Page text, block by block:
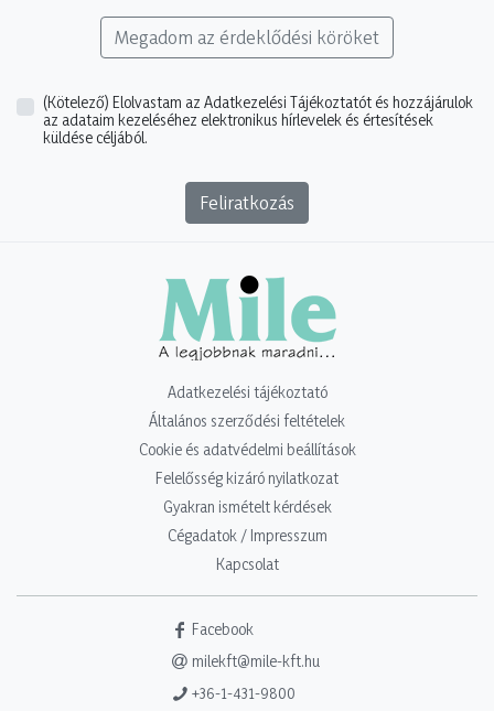
Megadom az érdeklődési köröket
(Kötelező) Elolvastam az Adatkezelési Tájékoztatót és hozzájárulok
az adataim kezeléséhez elektronikus hírlevelek és értesítések
küldése céljából.
Feliratkozás
Adatkezelési tájékoztató
Általános szerződési feltételek
Cookie és adatvédelmi beállítások
Felelősség kizáró nyilatkozat
Gyakran ismételt kérdések
Cégadatok / Impresszum
Kapcsolat
Facebook
milekft@mile-kft.hu
+36-1-431-9800